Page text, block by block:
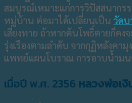
สมบูรณ์เหมาะแก่การวิปัสสนากร
หมู่บ้าน​ ต่อมาได้เปลี่ยนเป็น​ วัดบ
เสี่ยงทาย ถ้าหากต้นโพธิ์ตายก็คง
รุ่งเรืองตามลำดับ​ จากกุฏิหลังค
แพทย์แผนโบราณ การอาบน้ำม
เมื่อปี พ.ศ. 2356 หลวงพ่อเงิ